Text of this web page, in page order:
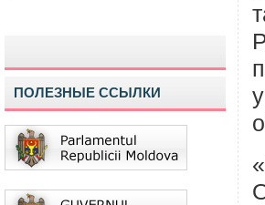
ПОЛЕЗНЫЕ ССЫЛКИ